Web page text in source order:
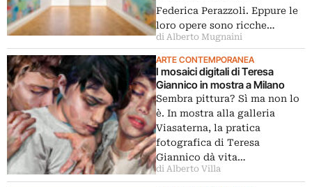
Federica Perazzoli. Eppure le
loro opere sono ricche…
di Alberto Mugnaini
ARTE CONTEMPORANEA
I mosaici digitali di Teresa
Giannico in mostra a Milano
Sembra pittura? Sì ma non lo
è. In mostra alla galleria
Viasaterna, la pratica
fotografica di Teresa
Giannico dà vita…
di Alberto Villa